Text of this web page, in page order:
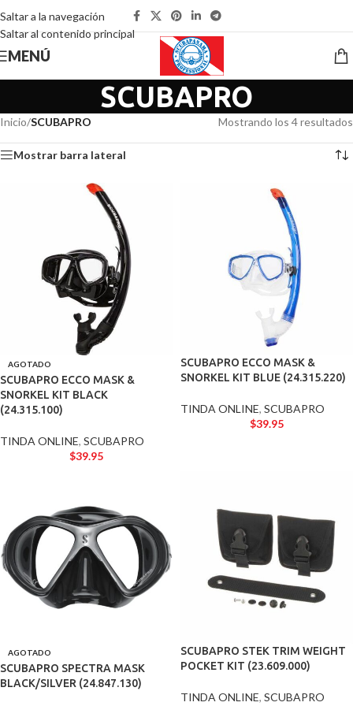
Saltar a la navegación
Saltar al contenido principal
MENÚ
SCUBAPRO
Inicio/SCUBAPRO Mostrando los 4 resultados
Mostrar barra lateral
AGOTADO
SCUBAPRO ECCO MASK &
SNORKEL KIT BLACK
(24.315.100)
TINDA ONLINE, SCUBAPRO
$39.95
SCUBAPRO ECCO MASK &
SNORKEL KIT BLUE (24.315.220)
TINDA ONLINE, SCUBAPRO
$39.95
AGOTADO
SCUBAPRO SPECTRA MASK
BLACK/SILVER (24.847.130)
SCUBAPRO STEK TRIM WEIGHT
POCKET KIT (23.609.000)
TINDA ONLINE, SCUBAPRO